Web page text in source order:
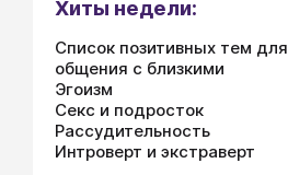
Хиты недели:
Список позитивных тем для
общения с близкими
Эгоизм
Секс и подросток
Рассудительность
Интроверт и экстраверт